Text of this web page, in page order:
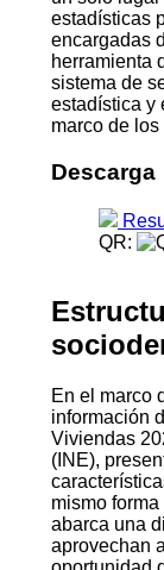
identificadas
agosto 2025
Operaciones
Organismos
trabajo
El IOE
un solo lugar
estadísticas
encargadas
herramienta
marco de
Descarga
QR: